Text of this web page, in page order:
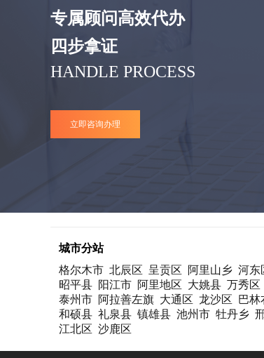
专属顾问高效代办
四步拿证
HANDLE PROCESS
立即咨询办理
城市分站
格尔木市 北辰区 呈贡区 阿里山乡 河东
昭平县 阳江市 阿里地区 大姚县 万秀区
泰州市 阿拉善左旗 大通区 龙沙区 巴林
和硕县 礼泉县 镇雄县 池州市 牡丹乡
江北区 沙鹿区